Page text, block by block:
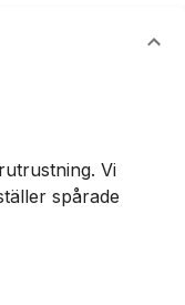
Vi
spårade